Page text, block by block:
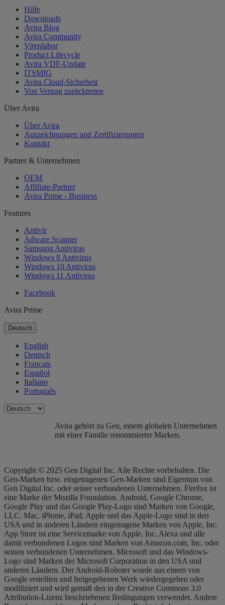
Hilfe
Downloads
Avira Blog
Avira Community
Virenlabor
Product Lifecycle
Avira VDF-Update
ITSMIG
Avira Cloud-Sicherheit
Von Vertrag zurücktreten
Über Avira
Über Avira
Auszeichnungen und Zertifizierungen
Kontakt
Partner & Unternehmen
OEM
Affiliate-Partner
Avira Prime - Business
Features
Antivir
Adware Scanner
Samsung Antivirus
Windows 8 Antivirus
Windows 10 Antivirus
Windows 11 Antivirus
Facebook
Avira Prime
Deutsch
English
Deutsch
Français
Español
Italiano
Português
Avira gehört zu Gen, einem globalen Unternehmen
mit einer Familie renommierter Marken.
Copyright © 2025 Gen Digital Inc. Alle Rechte vorbehalten. Die
Gen-Marken bzw. eingetragenen Gen-Marken sind Eigentum von
Gen Digital Inc. oder seiner verbundenen Unternehmen. Firefox ist
eine Marke der Mozilla Foundation. Android, Google Chrome,
Google Play und das Google Play-Logo sind Marken von Google,
LLC. Mac, iPhone, iPad, Apple und das Apple-Logo sind in den
USA und in anderen Ländern eingetragene Marken von Apple, Inc.
App Store ist eine Servicemarke von Apple, Inc. Alexa und alle
damit verbundenen Logos sind Marken von Amazon.com, Inc. oder
seinen verbundenen Unternehmen. Microsoft und das Windows-
Logo sind Marken der Microsoft Corporation in den USA und
anderen Ländern. Der Android-Roboter wurde aus einem von
Google erstellten und freigegebenen Werk wiedergegeben oder
modifiziert und wird gemäß den in der Creative Commons 3.0
Attribution-Lizenz beschriebenen Bedingungen verwendet. Andere